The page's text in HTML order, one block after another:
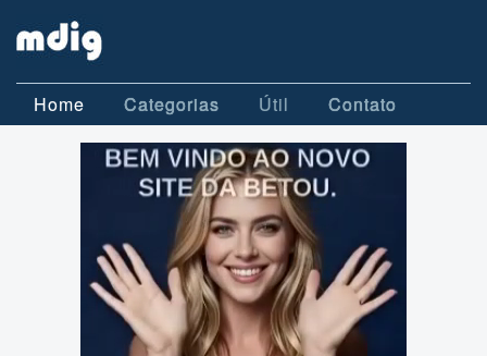
Home Categorias Útil Contato